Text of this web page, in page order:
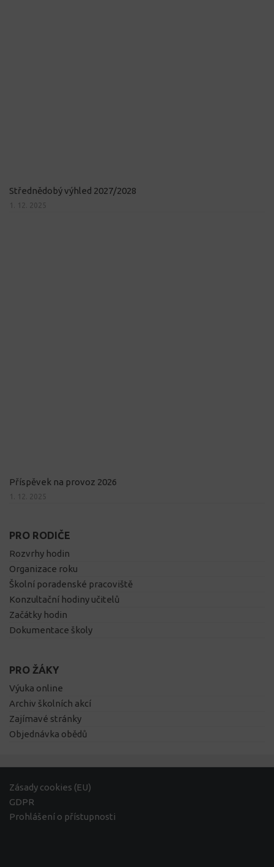
Střednědobý výhled 2027/2028
1. 12. 2025
Příspěvek na provoz 2026
1. 12. 2025
PRO RODIČE
Rozvrhy hodin
Organizace roku
Školní poradenské pracoviště
Konzultační hodiny učitelů
Začátky hodin
Dokumentace školy
PRO ŽÁKY
Výuka online
Archiv školních akcí
Zajímavé stránky
Objednávka obědů
Zásady cookies (EU)
GDPR
Prohlášení o přístupnosti